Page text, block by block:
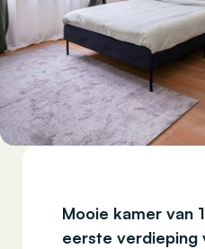
Mooie kamer van
eerste verdieping